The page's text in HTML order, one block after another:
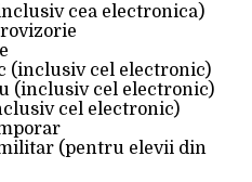
cea electronica)
(inclusiv cel electronic)
(inclusiv cel electronic)
cel electronic)
(pentru elevii din